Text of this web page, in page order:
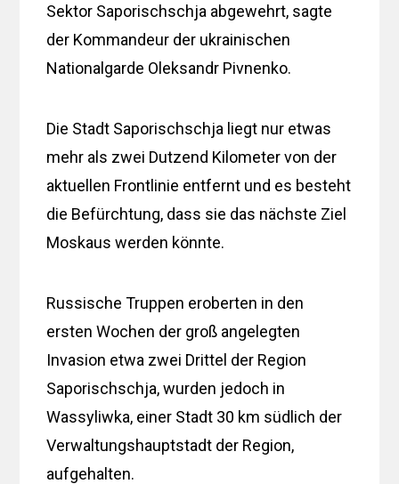
Sektor Saporischschja abgewehrt, sagte
der Kommandeur der ukrainischen
Nationalgarde Oleksandr Pivnenko.
Die Stadt Saporischschja liegt nur etwas
mehr als zwei Dutzend Kilometer von der
aktuellen Frontlinie entfernt und es besteht
die Befürchtung, dass sie das nächste Ziel
Moskaus werden könnte.
Russische Truppen eroberten in den
ersten Wochen der groß angelegten
Invasion etwa zwei Drittel der Region
Saporischschja, wurden jedoch in
Wassyliwka, einer Stadt 30 km südlich der
Verwaltungshauptstadt der Region,
aufgehalten.